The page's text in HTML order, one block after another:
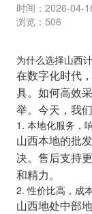
时间：2026-
浏览：506
为什么选择山西
在数字化时代
具。如何高效
举。今天，我
1. 本地化服务，
山西本地的批
决。售后支持
和精力。
2. 性价比高，成
山西地处中部